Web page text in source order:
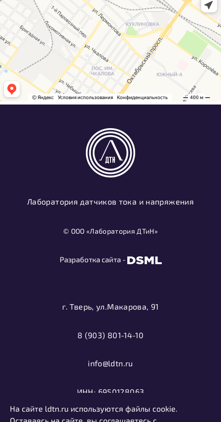
Лаборатория датчиков тока и напряжения
© ООО «Лаборатория ДТиН»
Разработка сайта -
г. Тверь, ул.Макарова, 91
8 (903) 801-14-10
info@ldtn.ru
ИНН: 6950128063
ОГРН: 1116952000406
На сайте ldtn.ru используются файлы cookie.